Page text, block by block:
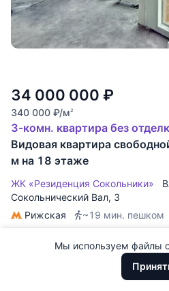
34 000 000 ₽
340 000 ₽/м2
3-комн. квартира без
Видовая квартира
м на 18 этаже
ЖК «Резиденция Сокольники»
Сокольнический Вал, 3
Рижская
~19 мин. пешком
Продается эксклюзивный объект
c великолепным панорамным
Планировка свободная.
Все
Вчера
ДолларыМы используем файлы
ООО "ХоумХантер" использует
функционирования веб-сайта,